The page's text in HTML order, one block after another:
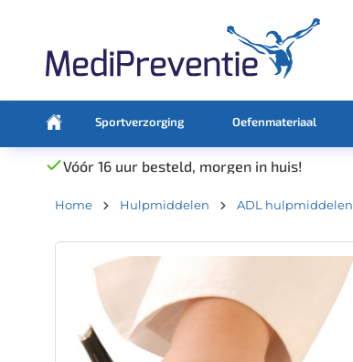
Sportverzorging Oefenmateriaal
Vóór 16 uur besteld, morgen in huis!
Home Hulpmiddelen ADL hulpmiddelen